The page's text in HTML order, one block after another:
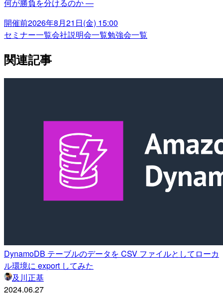
何が勝負を分けるのか ―
開催前2026年8月21日(金) 15:00
セミナー一覧会社説明会一覧勉強会一覧
関連記事
DynamoDB テーブルのデータを CSV ファイルとしてローカ
ル環境に export してみた
及川正基
2024.06.27